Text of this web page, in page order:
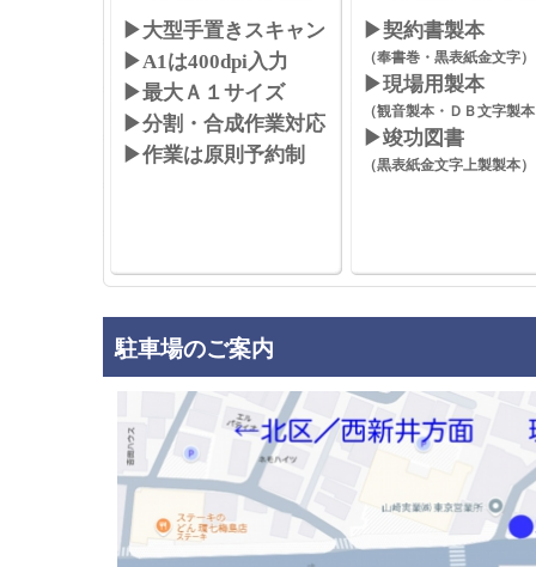
▶大型手置きスキャン
▶A1は400dpi入力
▶最大Ａ１サイズ
▶分割・合成作業対応
▶作業は原則予約制
▶契約書製本
（奉書巻・黒表紙金文字）
▶現場用製本
（観音製本・ＤＢ文字製
▶竣功図書
（黒表紙金文字上製製本）
駐車場のご案内